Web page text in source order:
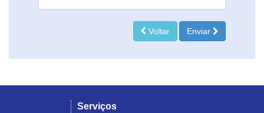
Voltar Enviar
Serviços